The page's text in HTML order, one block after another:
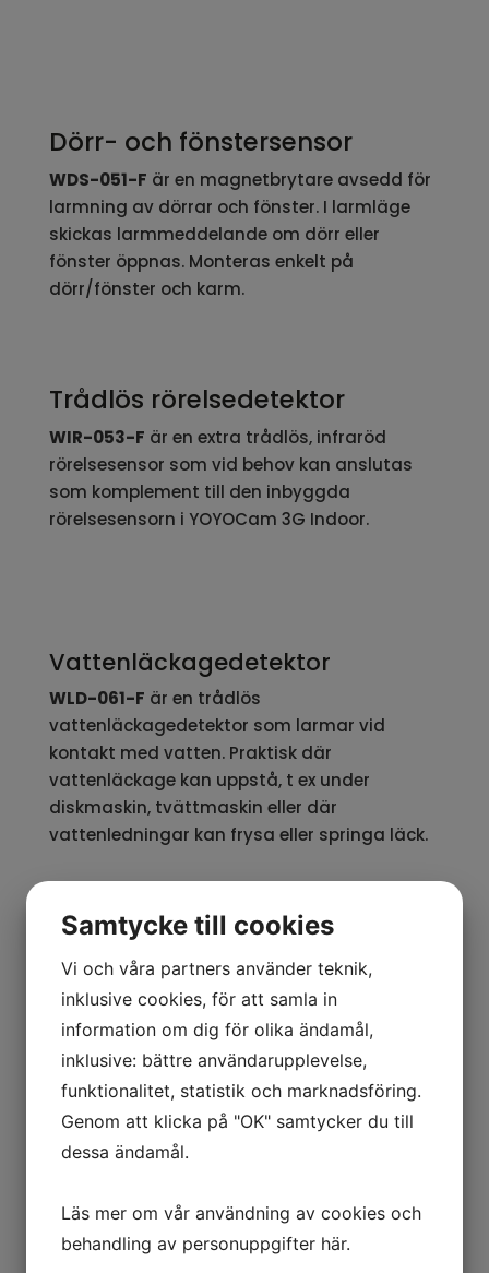
Dörr- och fönstersensor
WDS-051-F är en magnetbrytare avsedd för
larmning av dörrar och fönster. I larmläge
skickas larmmeddelande om dörr eller
fönster öppnas. Monteras enkelt på
dörr/fönster och karm.
Trådlös rörelsedetektor
WIR-053-F är en extra trådlös, infraröd
rörelsesensor som vid behov kan anslutas
som komplement till den inbyggda
rörelsesensorn i YOYOCam 3G Indoor.
Vattenläckagedetektor
WLD-061-F är en trådlös
vattenläckagedetektor som larmar vid
kontakt med vatten. Praktisk där
vattenläckage kan uppstå, t ex under
diskmaskin, tvättmaskin eller där
vattenledningar kan frysa eller springa läck.
Trådlös siren
WSS-055-F(Wireless Strobe Siren) är en
trådlös siren som tjuter och blinkar intensivt
vid larm.
Sirenen monteras direkt i ett 230V-eluttag
och ansluts trådlöst till YOYOCam 3G Indoor
eller YOYOPower 4G Control. Vid larm från
YOYOCam eller YOYOPower tjuter sirenen och
WSS-055-F fungerar också som trådlös
räckviddsförlängare för larmsensorer som
Samtycke till cookies
Vi och våra partners använder teknik,
inklusive cookies, för att samla in
information om dig för olika ändamål,
inklusive: bättre användarupplevelse,
funktionalitet, statistik och marknadsföring.
Genom att klicka på "OK" samtycker du till
dessa ändamål.
Läs mer om vår användning av cookies och
behandling av personuppgifter här.